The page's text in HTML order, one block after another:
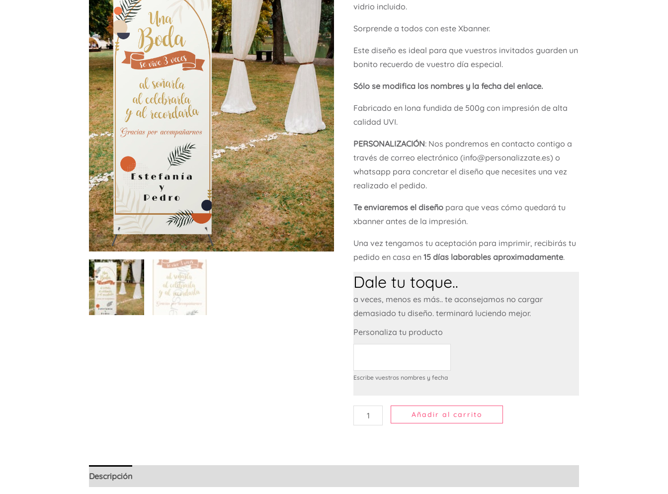
vidrio incluido.
Sorprende a todos con este Xbanner.
Este diseño es ideal para que vuestros invitados guarden un
bonito recuerdo de vuestro día especial.
Sólo se modifica los nombres y la fecha del enlace.
Fabricado en lona fundida de 500g con impresión de alta
calidad UVI.
PERSONALIZACIÓN: Nos pondremos en contacto contigo a
través de correo electrónico (info@personalizzate.es) o
whatsapp para concretar el diseño que necesites una vez
realizado el pedido.
Te enviaremos el diseño para que veas cómo quedará tu
xbanner antes de la impresión.
Una vez tengamos tu aceptación para imprimir, recibirás tu
pedido en casa en15 días laborables aproximadamente.
Dale tu toque..
a veces, menos es más.. te aconsejamos no cargar
demasiado tu diseño. terminará luciendo mejor.
Personaliza tu producto
Escribe vuestros nombres y fecha
Añadir al carrito
Descripción